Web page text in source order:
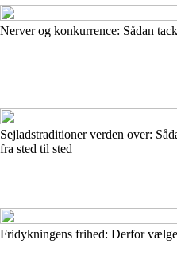
Nerver og konkurrence: Sådan
Sejladstraditioner verden over:
fra sted til sted
Fridykningens frihed: Derfor